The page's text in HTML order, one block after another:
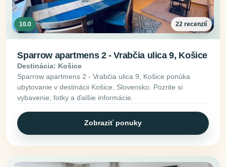
10.0 22 recenzií
Sparrow apartmens 2 - Vrabčia ulica 9, Košice
Destinácia: Košice
Sparrow apartmens 2 - Vrabčia ulica 9, Košice ponúka
ubytovanie v destinácii Košice, Slovensko. Pozrite si
vybavenie, fotky a ďalšie informácie.
Zobraziť ponuky